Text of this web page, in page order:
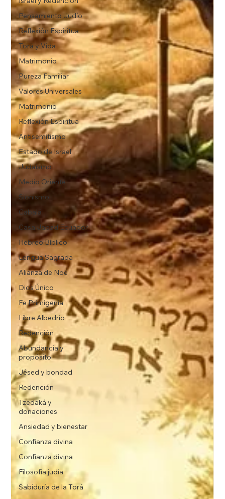
Pensamiento Judío
Reflexión Espiritua
Torá y Vida
Matrimonio
Pureza Familiar
Valores Universales
Matrimonio
Reflexión Espiritua
Antisemitismo
Estado de Israel
Judaísmo
Medio Oriente
Sionismo
Cabalá
Casa Jabad Ecuador
Hebreo Bíblico
Lengua Sagrada
Alianza de Noé
Dios Único
Fe Primigenia
Libre Albedrío
Redención
Abundancia y
propósito
Jésed y bondad
Redención
Tzedaká y
donaciones
Ansiedad y bienestar
Confianza divina
Confianza divina
Filosofía judía
Sabiduría de la Torá